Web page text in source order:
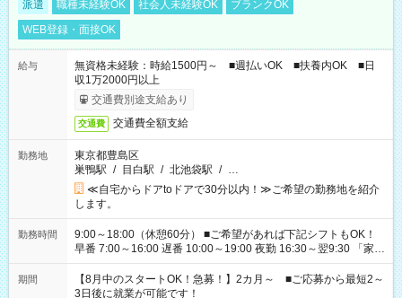
派遣 職種未経験OK 社会人未経験OK
ブランクOK
WEB登録・面接OK
給与
無資格未経験：時給1500円～ ■週払いOK ■扶養内OK ■日
収1万2000円以上
交通費別途支給あり
交通費 交通費全額支給
勤務地
東京都豊島区
巣鴨駅 / 目白駅 / 北池袋駅 / …
≪自宅からドアtoドアで30分以内！≫ご希望の勤務地を紹介
します。
勤務時間
9:00～18:00（休憩60分） ■ご希望があれば下記シフトもOK！
早番 7:00～16:00 遅番 10:00～19:00 夜勤 16:30～翌9:30 「家族
と休みを合わせたい」 「余裕を持って夕飯の準備がしたい」
「できれば残業はしたくない」 など、ご希望を教えてください
ね。 ※Wワーク希望の方へ 今ご覧のお仕事で希望する勤務時間
期間
【8月中のスタートOK！急募！】2カ月～ ■ご応募から最短2～
3日後に就業が可能です！